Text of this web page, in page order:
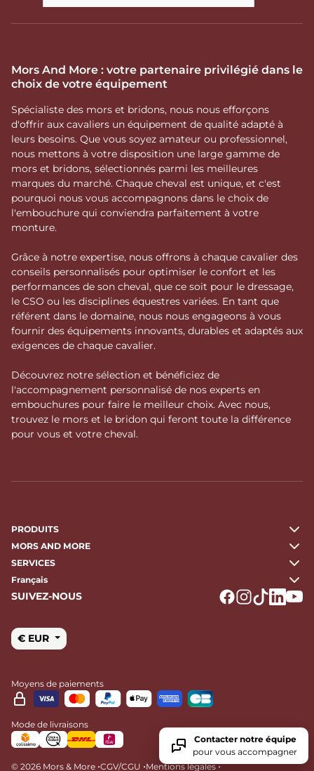
Mors And More : votre partenaire privilégié dans le
choix de votre équipement
Spécialiste des mors et bridons, nous nous efforçons
d'offrir aux cavaliers un équipement de qualité adapté à
leurs besoins. Que vous soyez amateur ou professionnel,
nous mettons à votre disposition une large gamme de
mors et bridons, sélectionnés parmi les meilleures
marques du marché. Chaque cheval est unique, et c'est
pourquoi nous vous accompagnons dans le choix de
l'embouchure qui conviendra parfaitement à votre
monture.
Grâce à notre expertise, nous offrons à chaque cavalier des
conseils personnalisés pour optimiser le confort et les
performances de son cheval, que ce soit pour le dressage,
le CSO ou les disciplines équestres variées. En tant que
référent dans le domaine, nous nous engageons à vous
fournir des équipements innovants, durables et adaptés aux
exigences de chaque cavalier.
Découvrez notre sélection et bénéficiez de
l'accompagnement personnalisé de nos experts en
embouchures pour faire le meilleur choix. Avec nous,
trouvez le mors et le bridon qui feront toute la différence
pour vous et votre cheval.
PRODUITS
MORS AND MORE
SERVICES
Français
SUIVEZ-NOUS
€ EUR
Moyens de paiements
Mode de livraisons
© 2026 Mors & More •CGV/CGU •Mentions légales•
Contacter notre équipe
pour vous accompagner